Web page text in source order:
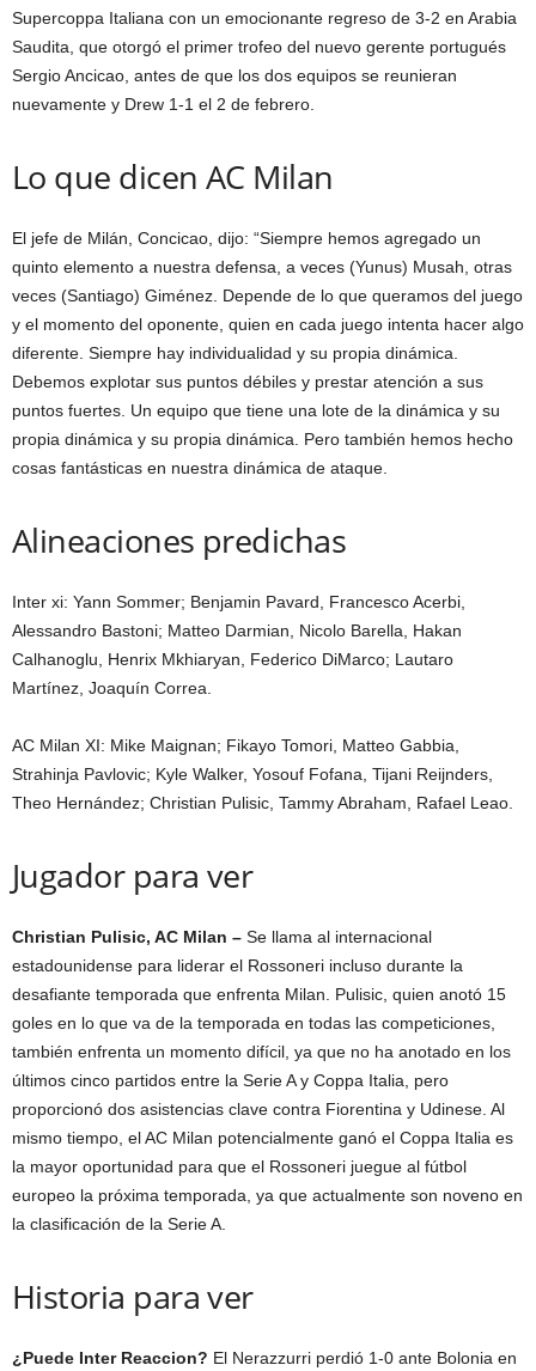
Supercoppa Italiana con un emocionante regreso de 3-2 en Arabia
Saudita, que otorgó el primer trofeo del nuevo gerente portugués
Sergio Ancicao, antes de que los dos equipos se reunieran
nuevamente y Drew 1-1 el 2 de febrero.
Lo que dicen AC Milan
El jefe de Milán, Concicao, dijo: “Siempre hemos agregado un
quinto elemento a nuestra defensa, a veces (Yunus) Musah, otras
veces (Santiago) Giménez. Depende de lo que queramos del juego
y el momento del oponente, quien en cada juego intenta hacer algo
diferente. Siempre hay individualidad y su propia dinámica.
Debemos explotar sus puntos débiles y prestar atención a sus
puntos fuertes. Un equipo que tiene una lote de la dinámica y su
propia dinámica y su propia dinámica. Pero también hemos hecho
cosas fantásticas en nuestra dinámica de ataque.
Alineaciones predichas
Inter xi: Yann Sommer; Benjamin Pavard, Francesco Acerbi,
Alessandro Bastoni; Matteo Darmian, Nicolo Barella, Hakan
Calhanoglu, Henrix Mkhiaryan, Federico DiMarco; Lautaro
Martínez, Joaquín Correa.
AC Milan XI: Mike Maignan; Fikayo Tomori, Matteo Gabbia,
Strahinja Pavlovic; Kyle Walker, Yosouf Fofana, Tijani Reijnders,
Theo Hernández; Christian Pulisic, Tammy Abraham, Rafael Leao.
Jugador para ver
Christian Pulisic, AC Milan – Se llama al internacional
estadounidense para liderar el Rossoneri incluso durante la
desafiante temporada que enfrenta Milan. Pulisic, quien anotó 15
goles en lo que va de la temporada en todas las competiciones,
también enfrenta un momento difícil, ya que no ha anotado en los
últimos cinco partidos entre la Serie A y Coppa Italia, pero
proporcionó dos asistencias clave contra Fiorentina y Udinese. Al
mismo tiempo, el AC Milan potencialmente ganó el Coppa Italia es
la mayor oportunidad para que el Rossoneri juegue al fútbol
europeo la próxima temporada, ya que actualmente son noveno en
la clasificación de la Serie A.
Historia para ver
¿Puede Inter Reaccion? El Nerazzurri perdió 1-0 ante Bolonia en